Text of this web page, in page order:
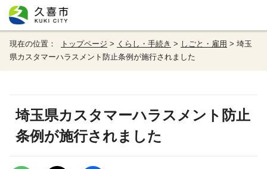
現在の位置： トップページ > くらし・手続き > しごと・雇用 > 埼玉
県カスタマーハラスメント防止条例が施行されました
埼玉県カスタマーハラスメント防止
条例が施行されました